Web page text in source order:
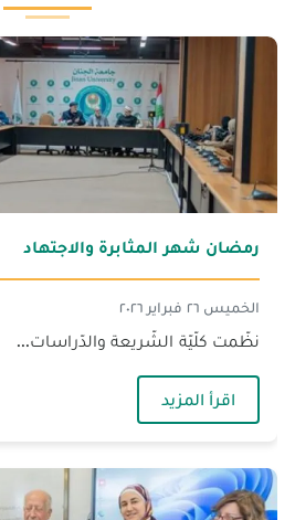
رمضان شهر المثابرة والاجتهاد
الخميس ٢٦ فبراير ٢٠٢٦
نظّمت كلّيّة الشّريعة والدّراسات...
اقرأ المزيد